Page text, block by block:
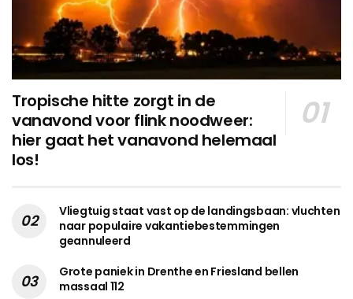
Tropische hitte zorgt in de
vanavond voor flink noodweer:
hier gaat het vanavond helemaal
los!
Vliegtuig staat vast op de landingsbaan: vluchten
naar populaire vakantiebestemmingen
geannuleerd
Grote paniek in Drenthe en Friesland bellen
massaal 112